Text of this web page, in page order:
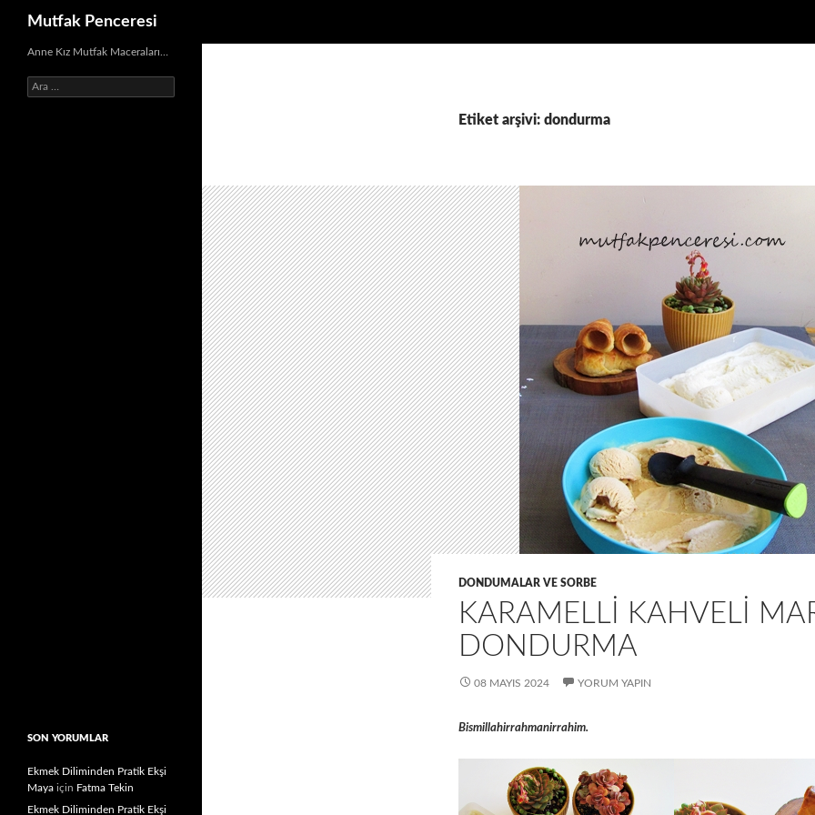
İçeriğe
Mutfak Penceresi
Etiket arşivi: dondurma
DONDUMALAR VE SORBE
KARAMELLI KAHVELI
DONDURMA
08 MAYIS 2024 YORUM YAPIN
Bismillahirrahmanirrahim.
Anne Kız Mutfak Maceraları…
Arama:
SON YORUMLAR
Ekmek Diliminden Pratik Ekşi
Maya için Fatma Tekin
Ekmek Diliminden Pratik Ekşi